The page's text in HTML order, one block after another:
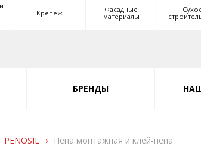
Крепеж
Фасадные
материалы
БРЕНДЫ
PENOSIL › Пена монтажная и клей-пена